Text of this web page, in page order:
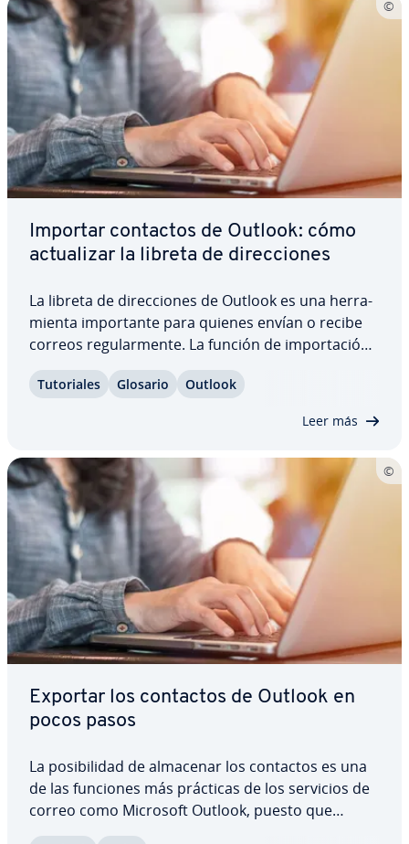
Importar contactos de Outlook: cómo
ac­tua­li­zar la libreta de di­re­c­cio­nes
La libreta de di­re­c­cio­nes de Outlook es una he­rra­
mie­n­ta im­po­r­ta­n­te para quienes envían o recibe
correos re­gu­la­r­me­n­te. La función de im­po­r­ta­ción
datos o incluso añadir contactos nuevos.
Tu­to­ria­les Glosario Outlook
Leer más
Exportar los contactos de Outlook en
pocos pasos
La po­si­bi­li­dad de almacenar los contactos es una
de las funciones más prácticas de los servicios de
correo como Microsoft Outlook, puesto que